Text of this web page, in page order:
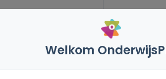
vakken en leerplannen 7de
Welkom